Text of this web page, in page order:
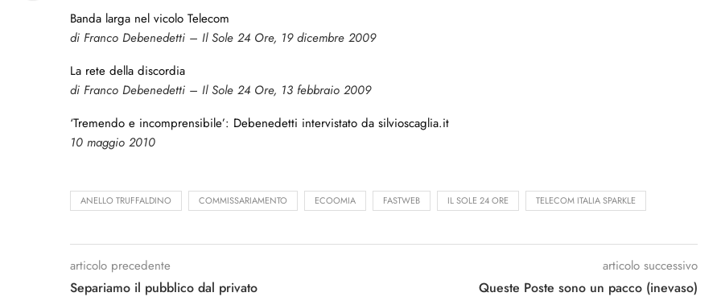
Banda larga nel vicolo Telecom
di Franco Debenedetti – Il Sole 24 Ore, 19 dicembre 2009
La rete della discordia
di Franco Debenedetti – Il Sole 24 Ore, 13 febbraio 2009
‘Tremendo e incomprensibile’: Debenedetti intervistato da silvioscaglia.it
10 maggio 2010
ANELLO TRUFFALDINO COMMISSARIAMENTO ECOOMIA FASTWEB IL SOLE 24 ORE TELECOM ITALIA SPARKLE
articolo precedente
Separiamo il pubblico dal privato
articolo successivo
Queste Poste sono un pacco (inevaso)